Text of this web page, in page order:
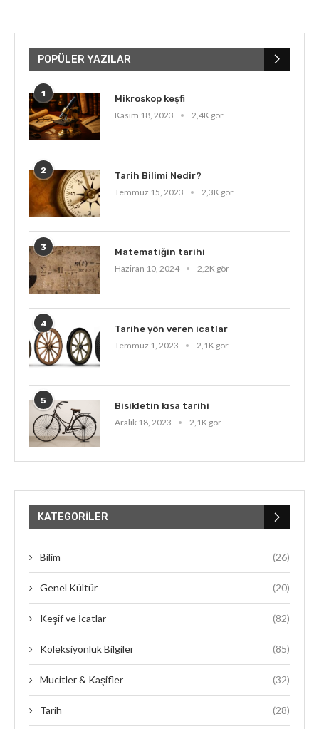
POPÜLER YAZILAR
1
Mikroskop keşfi
Kasım 18, 2023
2,4K gör
2
Tarih Bilimi Nedir?
Temmuz 15, 2023
2,3K gör
3
Matematiğin tarihi
Haziran 10, 2024
2,2K gör
4
Tarihe yön veren icatlar
Temmuz 1, 2023
2,1K gör
5
Bisikletin kısa tarihi
Aralık 18, 2023
2,1K gör
KATEGORILER
Bilim (26)
Genel Kültür (20)
Keşif ve İcatlar (82)
Koleksiyonluk Bilgiler (85)
Mucitler & Kaşifler (32)
Tarih (28)